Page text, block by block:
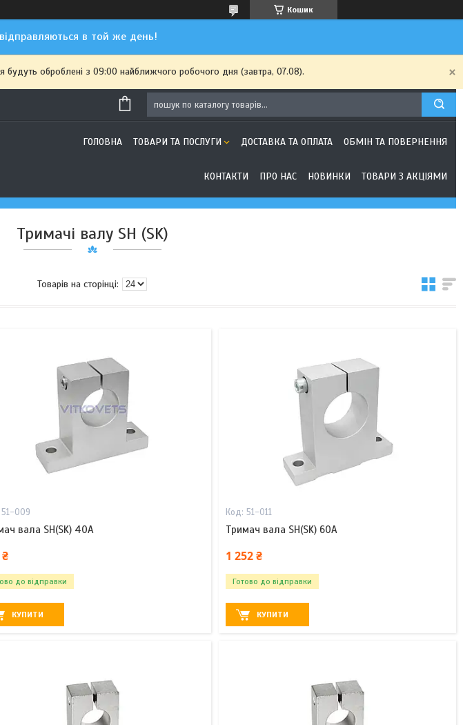
Кошик
в той же день!
будуть оброблені з 09:00 найближчого робочого дня (завтра, 07.08).
ГОЛОВНА ТОВАРИ ТА ПОСЛУГИ ДОСТАВКА ТА ОПЛАТА ОБМІН ТА ПОВЕРНЕННЯ
КОНТАКТИ ПРО НАС НОВИНКИ ТОВАРИ З АКЦІЯМИ
Тримачі валу SH (SK)
51-009
вала SH(SK) 40A
до відправки
КУПИТИ
51-011
Тримач вала SH(SK) 60A
1 252 ₴
Готово до відправки
КУПИТИ